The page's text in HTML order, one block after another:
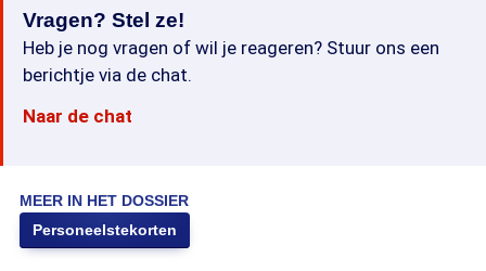
Vragen? Stel ze!
Heb je nog vragen of wil je reageren? Stuur ons een
berichtje via de chat.
Naar de chat
MEER IN HET DOSSIER
Personeelstekorten